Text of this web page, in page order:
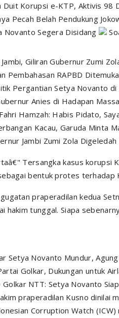
Duit Korupsi e-KTP, Aktivis 98
Pecah Belah Pendukung
Novanto Segera Disidang
Giliran Gubernur Zumi
Pembahasan RAPBD
Pergantian Setya Novanto di
Anies di Hadapan
Hamzah: Habis Pidato,
Kacau, Garuda Minta
Jambi Zumi Zola Digeledah
Tersangka kasus korupsi
bentuk protes terhadap
praperadilan kedua
hakim tunggal. Siapa
Setya Novanto Mundur,
Golkar, Dukungan untuk
Golkar NTT: Setya Novanto
praperadilan Kusno dinilai
Corruption Watch